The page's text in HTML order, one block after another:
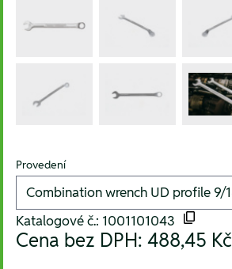
Provedení
Katalogové č.: 1001101043
Cena bez DPH: 488,45 Kč